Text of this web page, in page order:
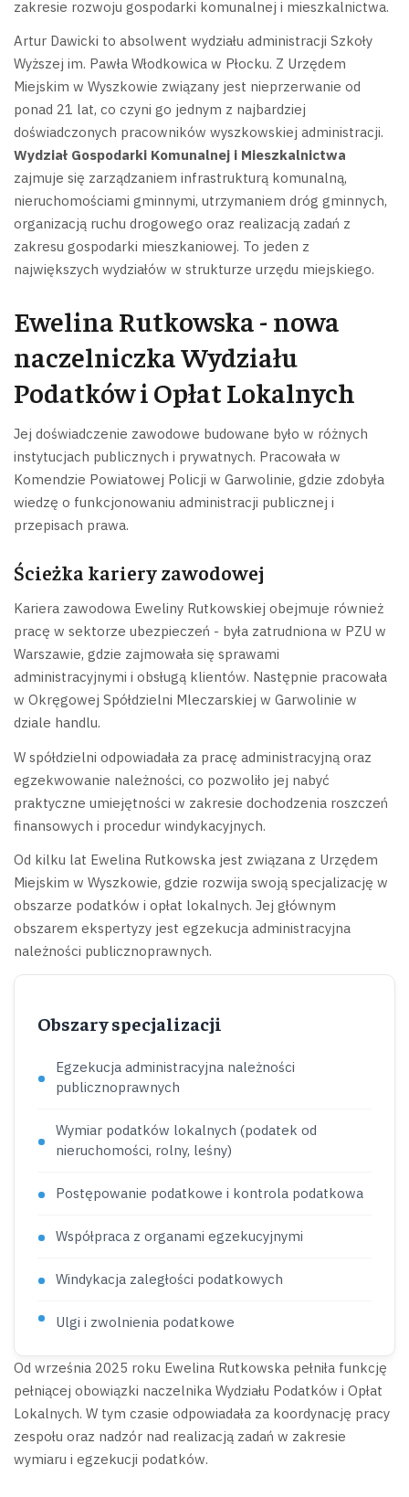
zakresie rozwoju gospodarki komunalnej i mieszkalnictwa.
Artur Dawicki to absolwent wydziału administracji Szkoły
Wyższej im. Pawła Włodkowica w Płocku. Z Urzędem
Miejskim w Wyszkowie związany jest nieprzerwanie od
ponad 21 lat, co czyni go jednym z najbardziej
doświadczonych pracowników wyszkowskiej administracji.
Wydział Gospodarki Komunalnej i Mieszkalnictwa
zajmuje się zarządzaniem infrastrukturą komunalną,
nieruchomościami gminnymi, utrzymaniem dróg gminnych,
organizacją ruchu drogowego oraz realizacją zadań z
zakresu gospodarki mieszkaniowej. To jeden z
największych wydziałów w strukturze urzędu miejskiego.
Ewelina Rutkowska - nowa
naczelniczka Wydziału
Podatków i Opłat Lokalnych
Jej doświadczenie zawodowe budowane było w różnych
instytucjach publicznych i prywatnych. Pracowała w
Komendzie Powiatowej Policji w Garwolinie, gdzie zdobyła
wiedzę o funkcjonowaniu administracji publicznej i
przepisach prawa.
Ścieżka kariery zawodowej
Kariera zawodowa Eweliny Rutkowskiej obejmuje również
pracę w sektorze ubezpieczeń - była zatrudniona w PZU w
Warszawie, gdzie zajmowała się sprawami
administracyjnymi i obsługą klientów. Następnie pracowała
w Okręgowej Spółdzielni Mleczarskiej w Garwolinie w
dziale handlu.
W spółdzielni odpowiadała za pracę administracyjną oraz
egzekwowanie należności, co pozwoliło jej nabyć
praktyczne umiejętności w zakresie dochodzenia roszczeń
finansowych i procedur windykacyjnych.
Od kilku lat Ewelina Rutkowska jest związana z Urzędem
Miejskim w Wyszkowie, gdzie rozwija swoją specjalizację w
obszarze podatków i opłat lokalnych. Jej głównym
obszarem ekspertyzy jest egzekucja administracyjna
należności publicznoprawnych.
Obszary specjalizacji
Egzekucja administracyjna należności
publicznoprawnych
Wymiar podatków lokalnych (podatek od
nieruchomości, rolny, leśny)
Postępowanie podatkowe i kontrola podatkowa
Współpraca z organami egzekucyjnymi
Windykacja zaległości podatkowych
Ulgi i zwolnienia podatkowe
Od września 2025 roku Ewelina Rutkowska pełniła funkcję
pełniącej obowiązki naczelnika Wydziału Podatków i Opłat
Lokalnych. W tym czasie odpowiadała za koordynację pracy
zespołu oraz nadzór nad realizacją zadań w zakresie
wymiaru i egzekucji podatków.